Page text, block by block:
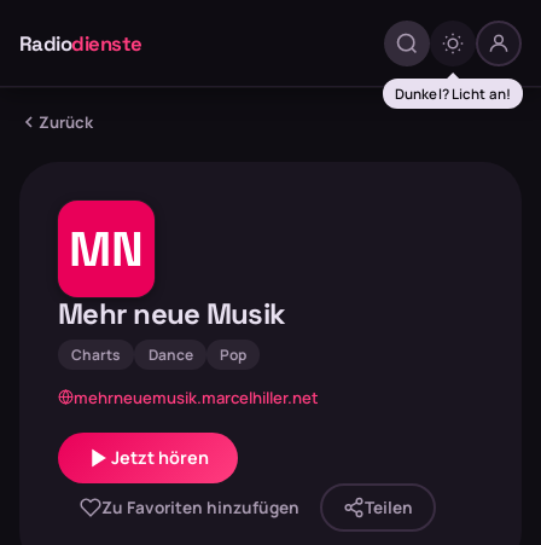
Radiodienste
Dunkel? Licht an!
Zurück
MN
Mehr neue Musik
Charts Dance Pop
mehrneuemusik.marcelhiller.net
Jetzt hören
Zu Favoriten hinzufügen Teilen